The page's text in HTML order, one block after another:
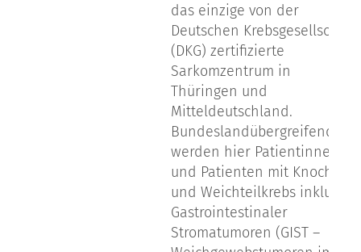
das einzige von der
Deutschen Krebsgesellschaft
(DKG) zertifizierte
Sarkomzentrum in
Thüringen und
Mitteldeutschland.
Bundeslandübergreifend
werden hier Patientinnen
und Patienten mit Knochen-
und Weichteilkrebs inklusive
Gastrointestinaler
Stromatumoren (GIST –